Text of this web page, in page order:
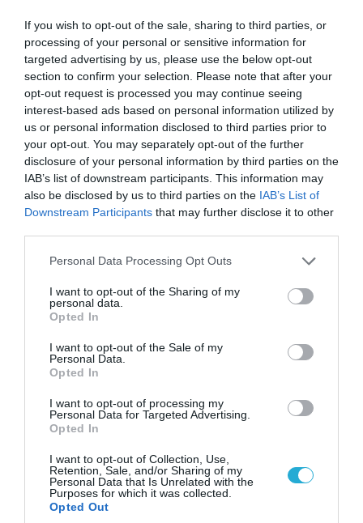
If you wish to opt-out of the sale, sharing to third parties, or
processing of your personal or sensitive information for
targeted advertising by us, please use the below opt-out
section to confirm your selection. Please note that after your
opt-out request is processed you may continue seeing
interest-based ads based on personal information utilized by
us or personal information disclosed to third parties prior to
your opt-out. You may separately opt-out of the further
disclosure of your personal information by third parties on the
IAB’s list of downstream participants. This information may
also be disclosed by us to third parties on the IAB’s List of
Downstream Participants that may further disclose it to other
Please note that this website/app uses one or more Google
not limited to your visit or usage behaviour. You may click to
grant or deny consent to Google and its third-party tags to
use your data for below specified purposes in below Google
consent section.
Personal Data Processing Opt Outs
I want to opt-out of the Sharing of my
personal data.
Opted In
I want to opt-out of the Sale of my
Personal Data.
Opted In
I want to opt-out of processing my
Personal Data for Targeted Advertising.
Opted In
I want to opt-out of Collection, Use,
Retention, Sale, and/or Sharing of my
Personal Data that Is Unrelated with the
Purposes for which it was collected.
Opted Out
Ο Γιάννης Αλαφούζος «τέλειωσε» τον
Κωνσταντίνο Ζούλα από τον ΣΚΑΪ – Ο λόγος της
απομάκρυνσής του